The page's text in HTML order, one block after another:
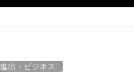
出・ビジネス